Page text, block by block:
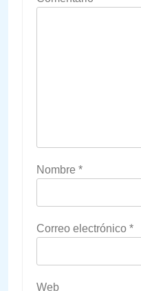
Nombre *
Correo electrónico *
Web